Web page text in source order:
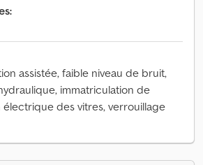
assistée, faible niveau de bruit,
immatriculation de
des vitres, verrouillage